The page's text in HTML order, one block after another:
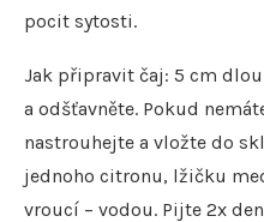
pocit sytosti.
Jak připravit čaj: 5 cm
a odšťavněte. Pokud
nastrouhejte a vložte do
jednoho citronu, lžičku
vroucí – vodou. Pijte 2x